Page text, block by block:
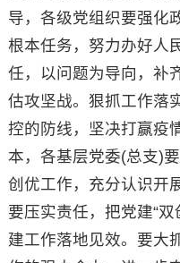
导，各级党组织要强化
根本任务，努力办好人
任，以问题为导向，补
估攻坚战。狠抓工作落
控的防线，坚决打赢疫
本，各基层党委(总支)
创优工作，充分认识开
要压实责任，把党建“
建工作落地见效。要大